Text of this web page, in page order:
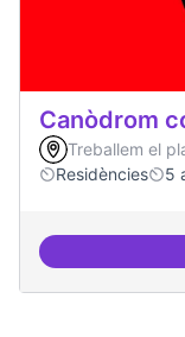
Canòdrom
Treballem el
Residències
5